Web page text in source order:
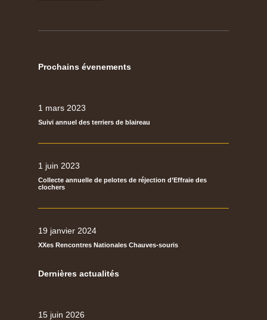
Prochains évenements
1 mars 2023
Suivi annuel des terriers de blaireau
1 juin 2023
Collecte annuelle de pelotes de réjection d’Effraie des
clochers
19 janvier 2024
XXes Rencontres Nationales Chauves-souris
Dernières actualités
15 juin 2026